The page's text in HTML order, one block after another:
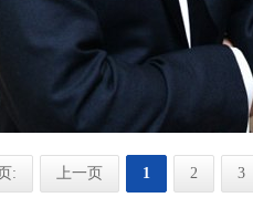
: 上一页 1 2 3